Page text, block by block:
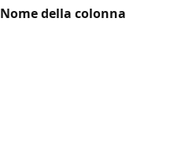
Nome della colonna